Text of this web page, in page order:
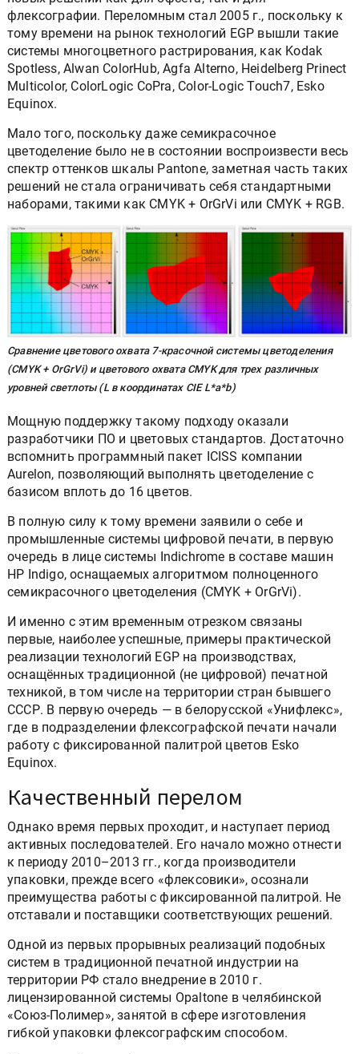
флексографии. Переломным стал 2005 г., поскольку к
тому времени на рынок технологий EGP вышли такие
системы многоцветного растрирования, как Kodak
Spotless, Alwan ColorHub, Agfa Alterno, Heidelberg Prinect
Multicolor, ColorLogic CoPra, Color-Logic Touch7, Esko
Equinox.
Мало того, поскольку даже семикрасочное
цветоделение было не в состоянии воспроизвести весь
спектр оттенков шкалы Pantone, заметная часть таких
решений не стала ограничивать себя стандартными
наборами, такими как CMYK + OrGrVi или CMYK + RGB.
Сравнение цветового охвата 7-красочной системы цветоделения
(CMYK + OrGrVi) и цветового охвата CMYK для трех различных
уровней светлоты (L в координатах CIE L*a*b)
Мощную поддержку такому подходу оказали
разработчики ПО и цветовых стандартов. Достаточно
вспомнить программный пакет ICISS компании
Aurelon, позволяющий выполнять цветоделение с
базисом вплоть до 16 цветов.
В полную силу к тому времени заявили о себе и
промышленные системы цифровой печати, в первую
очередь в лице системы Indichrome в составе машин
HP Indigo, оснащаемых алгоритмом полноценного
семикрасочного цветоделения (CMYK + OrGrVi).
И именно с этим временным отрезком связаны
первые, наиболее успешные, примеры практической
реализации технологий EGP на производствах,
оснащённых традиционной (не цифровой) печатной
техникой, в том числе на территории стран бывшего
СССР. В первую очередь — в белорусской «Унифлекс»,
где в подразделении флексографской печати начали
работу с фиксированной палитрой цветов Esko
Equinox.
Качественный перелом
Однако время первых проходит, и наступает период
активных последователей. Его начало можно отнести
к периоду 2010–2013 гг., когда производители
упаковки, прежде всего «флексовики», осознали
преимущества работы с фиксированной палитрой. Не
отставали и поставщики соответствующих решений.
Одной из первых прорывных реализаций подобных
систем в традиционной печатной индустрии на
территории РФ стало внедрение в 2010 г.
лицензированной системы Opaltone в челябинской
«Союз-Полимер», занятой в сфере изготовления
гибкой упаковки флексографским способом.